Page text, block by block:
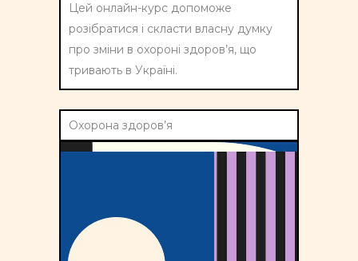
Цей онлайн-курс допоможе
розібратися і скласти власну думку
про зміни в охороні здоров’я, що
тривають в Україні.
Охорона здоров’я